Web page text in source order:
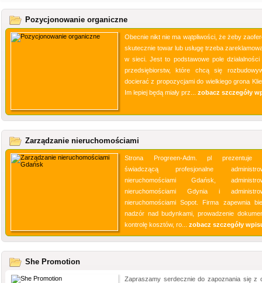
Pozycjonowanie organiczne
Obecnie nikt nie ma wątpliwości, że żeby
skutecznie towar lub usługę trzeba
w sieci. Jest to podstawowe pole działalności
przedsiębiorstw, które chcą się
docierać z propozycjami do wielkiego grona
Im lepiej będą miały prz... zobacz szczegóły
Zarządzanie nieruchomościami
Strona Progreen-Adm. pl prezentuje
świadczącą profesjonalne
nieruchomościami Gdańsk,
nieruchomościami Gdynia i
nieruchomościami Sopot. Firma zapewnia
nadzór nad budynkami, prowadzenie
kontrolę kosztów, ro... zobacz szczegóły
She Promotion
Zapraszamy serdecznie do zapoznania się z